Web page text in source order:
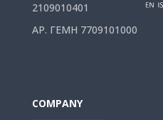
2109010401
ΑΡ. ΓΕΜΗ 7709101000
COMPANY